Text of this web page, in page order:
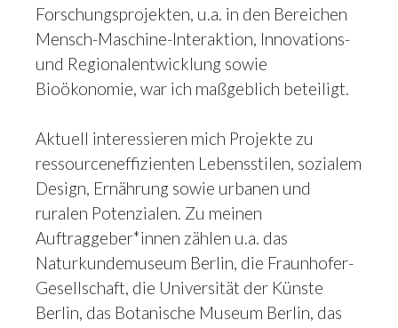
Forschungsprojekten, u.a. in den Bereichen
Mensch-Maschine-Interaktion, Innovations-
und Regionalentwicklung sowie
Bioökonomie, war ich maßgeblich beteiligt.
Aktuell interessieren mich Projekte zu
ressourceneffizienten Lebensstilen, sozialem
Design, Ernährung sowie urbanen und
ruralen Potenzialen. Zu meinen
Auftraggeber*innen zählen u.a. das
Naturkundemuseum Berlin, die Fraunhofer-
Gesellschaft, die Universität der Künste
Berlin, das Botanische Museum Berlin, das